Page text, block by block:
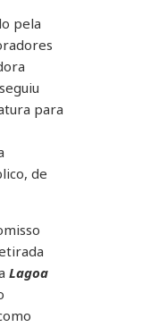
pela
para
de
Lagoa